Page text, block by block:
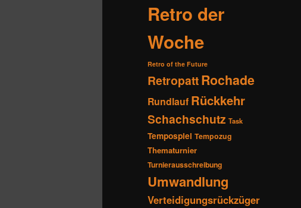
Retro der
Woche
Retro of the Future
RetropattRochade
Rundlauf Rückkehr
Schachschutz Task
Tempospiel Tempozug
Thematurnier
Turnierausschreibung
Umwandlung
Verteidigungsrückzüger